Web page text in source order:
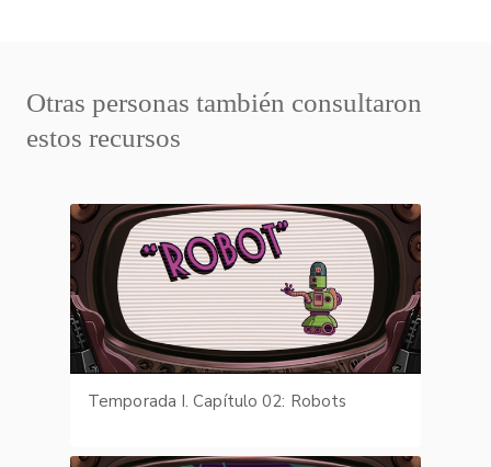
Otras personas también consultaron
estos recursos
Temporada I. Capítulo 02: Robots